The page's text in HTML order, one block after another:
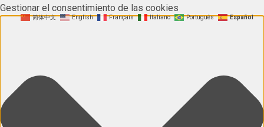
Gestionar el consentimiento de las cookies
简体中文 English Français Italiano Português Español